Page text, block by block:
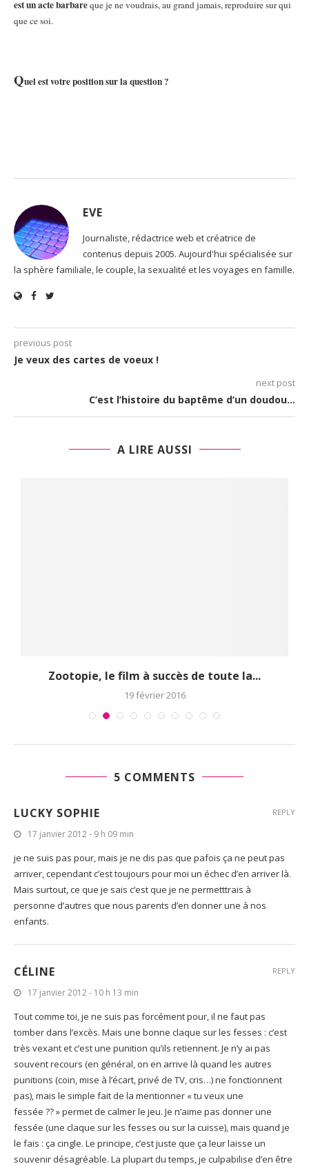
est un acte barbareque je ne voudrais, au grand jamais, reproduire sur qui
que ce soi.
Quel est votre position sur la question ?
EVE
Journaliste, rédactrice web et créatrice de
contenus depuis 2005. Aujourd'hui spécialisée sur
la sphère familiale, le couple, la sexualité et les voyages en famille.
previous post
Je veux des cartes de voeux !
next post
C’est l’histoire du baptême d’un doudou…
A LIRE AUSSI
Zootopie, le film à succès de toute la...
19 février 2016
5 COMMENTS
LUCKY SOPHIE
17 janvier 2012 - 9 h 09 min
je ne suis pas pour, mais je ne dis pas que pafois ça ne peut pas
arriver, cependant c’est toujours pour moi un échec d’en arriver là.
Mais surtout, ce que je sais c’est que je ne permetttrais à
personne d’autres que nous parents d’en donner une à nos
enfants.
REPLY
CÉLINE
17 janvier 2012 - 10 h 13 min
Tout comme toi, je ne suis pas forcément pour, il ne faut pas
tomber dans l’excès. Mais une bonne claque sur les fesses : c’est
très vexant et c’est une punition qu’ils retiennent. Je n’y ai pas
souvent recours (en général, on en arrive là quand les autres
punitions (coin, mise à l’écart, privé de TV, cris…) ne fonctionnent
pas), mais le simple fait de la mentionner « tu veux une
fessée ?? » permet de calmer le jeu. Je n’aime pas donner une
fessée (une claque sur les fesses ou sur la cuisse), mais quand je
le fais : ça cingle. Le principe, c’est juste que ça leur laisse un
souvenir désagréable. La plupart du temps, je culpabilise d’en être
REPLY